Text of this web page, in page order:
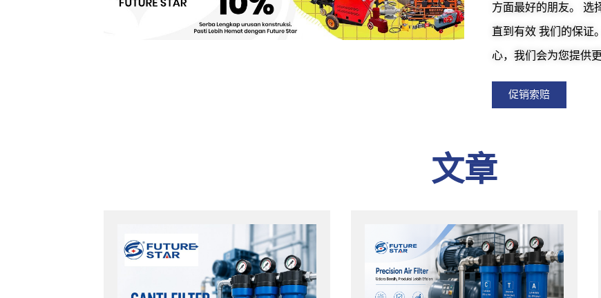
方面最好的朋友。 选
直到有效 我们的保证
心，我们会为您提供
促销索赔
文章